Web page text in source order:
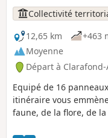
Collectivité
12,65 km
+463
Moyenne
Départ à
Equipé de 16
itinéraire vous
faune, de la flore, de